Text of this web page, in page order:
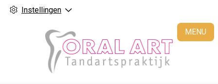
Instellingen
MENU